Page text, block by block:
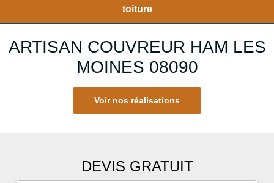
toiture
ARTISAN COUVREUR HAM LES
MOINES 08090
Voir nos réalisations
DEVIS GRATUIT